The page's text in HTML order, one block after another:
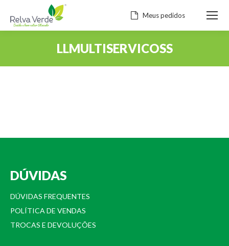
Meus pedidos
LLMULTISERVICOSS
DÚVIDAS
DÚVIDAS FREQUENTES
POLÍTICA DE VENDAS
TROCAS E DEVOLUÇÕES